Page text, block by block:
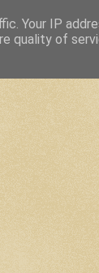
Your IP
quality of